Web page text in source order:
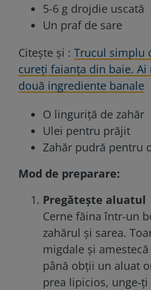
5-6 g drojdie uscată
Un praf de sare
Citește și : Trucul simplu
cureți faianța din baie. Ai
două ingrediente banale
O linguriță de zahăr
Ulei pentru prăjit
Zahăr pudră pentru
Mod de preparare:
Pregătește aluatul
Cerne făina într-un
zahărul și sarea.
migdale și
până obții un aluat
prea lipicios, unge-